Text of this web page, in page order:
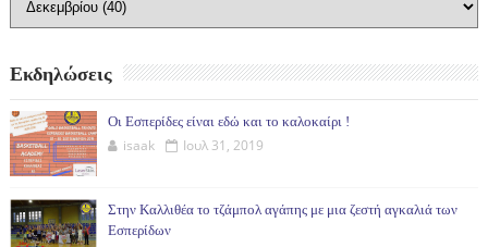
Εκδηλώσεις
Οι Εσπερίδες είναι εδώ και το καλοκαίρι !
isaak Ιουλ 31, 2019
Στην Καλλιθέα το τζάμπολ αγάπης με μια ζεστή αγκαλιά των
Εσπερίδων